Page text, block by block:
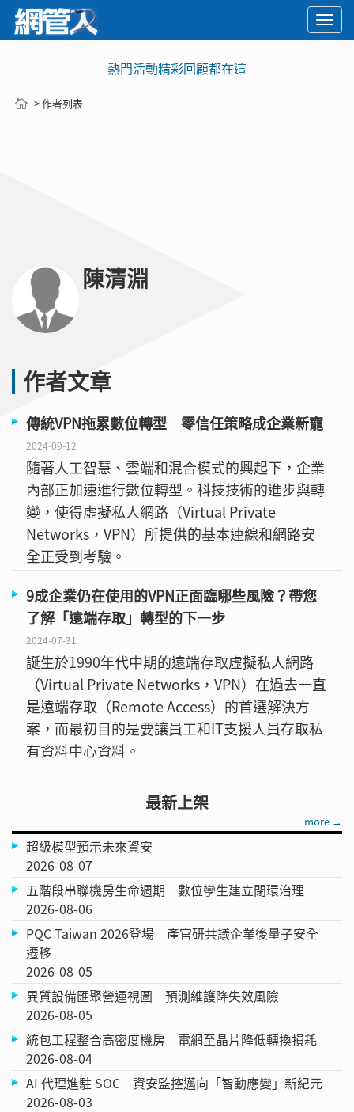
熱門活動精彩回顧都在這
> 作者列表
陳清淵
作者文章
傳統VPN拖累數位轉型 零信任策略成企業新寵
2024-09-12
隨著人工智慧、雲端和混合模式的興起下，企業
內部正加速進行數位轉型。科技技術的進步與轉
變，使得虛擬私人網路（Virtual Private
Networks，VPN）所提供的基本連線和網路安
全正受到考驗。
9成企業仍在使用的VPN正面臨哪些風險？帶您
了解「遠端存取」轉型的下一步
2024-07-31
誕生於1990年代中期的遠端存取虛擬私人網路
（Virtual Private Networks，VPN）在過去一直
是遠端存取（Remote Access）的首選解決方
案，而最初目的是要讓員工和IT支援人員存取私
有資料中心資料。
最新上架
more →
超級模型預示未來資安
2026-08-07
五階段串聯機房生命週期 數位孿生建立閉環治理
2026-08-06
PQC Taiwan 2026登場 產官研共議企業後量子安全
遷移
2026-08-05
異質設備匯聚營運視圖 預測維護降失效風險
2026-08-05
統包工程整合高密度機房 電網至晶片降低轉換損耗
2026-08-04
AI 代理進駐 SOC 資安監控邁向「智動應變」新紀元
2026-08-03